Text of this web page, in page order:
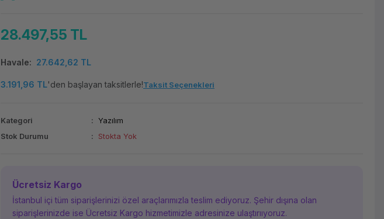
28.497,55 TL
Havale 27.642,62 TL
3.191,96 TL'den başlayan taksitlerle!Taksit Seçenekleri
Kategori
Yazılım
Stok Durumu
Stokta Yok
Ücretsiz Kargo
İstanbul içi tüm siparişlerinizi özel araçlarımızla teslim ediyoruz. Şehir dışına olan
siparişlerinizde ise Ücretsiz Kargo hizmetimizle adresinize ulaştırııyoruz.